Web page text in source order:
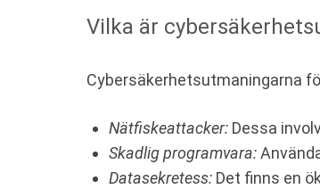
Vilka är
Cybersäkerhetsutmaningarna
Nätfiskeattacker: Dessa
Skadlig programvara:
Datasekretess: Det finns en